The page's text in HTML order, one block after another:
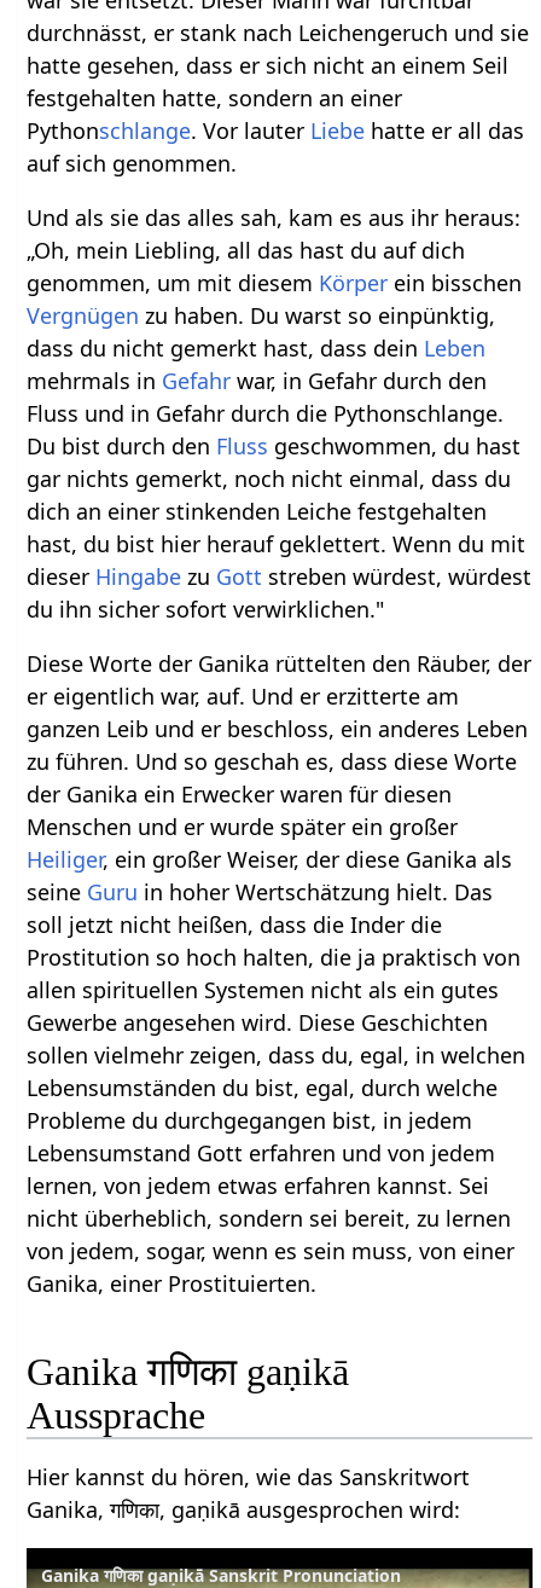
durchnässt, er stank nach Leichengeruch und sie
hatte gesehen, dass er sich nicht an einem Seil
festgehalten hatte, sondern an einer
Pythonschlange. Vor lauter Liebe hatte er all das
auf sich genommen.
Und als sie das alles sah, kam es aus ihr heraus:
„Oh, mein Liebling, all das hast du auf dich
genommen, um mit diesem Körper ein bisschen
Vergnügen zu haben. Du warst so einpünktig,
dass du nicht gemerkt hast, dass dein Leben
mehrmals in Gefahr war, in Gefahr durch den
Fluss und in Gefahr durch die Pythonschlange.
Du bist durch den Fluss geschwommen, du hast
gar nichts gemerkt, noch nicht einmal, dass du
dich an einer stinkenden Leiche festgehalten
hast, du bist hier herauf geklettert. Wenn du mit
dieser Hingabe zu Gott streben würdest, würdest
du ihn sicher sofort verwirklichen."
Diese Worte der Ganika rüttelten den Räuber, der
er eigentlich war, auf. Und er erzitterte am
ganzen Leib und er beschloss, ein anderes Leben
zu führen. Und so geschah es, dass diese Worte
der Ganika ein Erwecker waren für diesen
Menschen und er wurde später ein großer
Heiliger, ein großer Weiser, der diese Ganika als
seine Guru in hoher Wertschätzung hielt. Das
soll jetzt nicht heißen, dass die Inder die
Prostitution so hoch halten, die ja praktisch von
allen spirituellen Systemen nicht als ein gutes
Gewerbe angesehen wird. Diese Geschichten
sollen vielmehr zeigen, dass du, egal, in welchen
Lebensumständen du bist, egal, durch welche
Probleme du durchgegangen bist, in jedem
Lebensumstand Gott erfahren und von jedem
lernen, von jedem etwas erfahren kannst. Sei
nicht überheblich, sondern sei bereit, zu lernen
von jedem, sogar, wenn es sein muss, von einer
Ganika, einer Prostituierten.
Ganika गणिका gaṇikā
Aussprache
Hier kannst du hören, wie das Sanskritwort
Ganika, गणिका, gaṇikā ausgesprochen wird:
Ganika गणिका gaṇikā Sanskrit Pronunciation